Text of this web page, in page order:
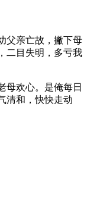
父亲亡故，撇下母
二目失明，多亏我
母欢心。是俺每日
清和，快快走动